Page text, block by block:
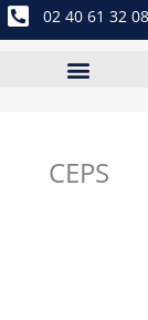
02 40 61 32 08
CEPS